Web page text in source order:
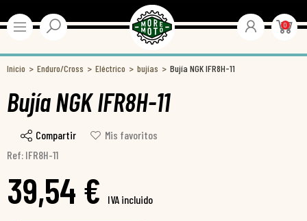
0
Inicio Enduro/Cross Eléctrico bujías Bujía NGK IFR8H-11
Bujía NGK IFR8H-11
Compartir
Mis favoritos
Ref: IFR8H-11
39,54 € IVA incluido